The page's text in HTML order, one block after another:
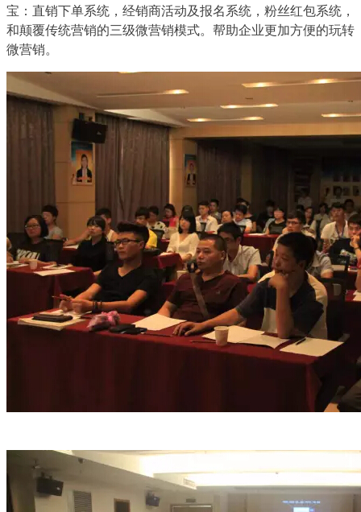
宝：直销下单系统，经销商活动及报名系统，粉丝红包系统，
和颠覆传统营销的三级微营销模式。帮助企业更加方便的玩转
微营销。